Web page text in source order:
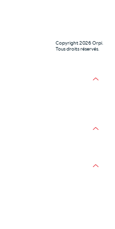
Copyright 2026 Orpi.
Tous droits réservés.